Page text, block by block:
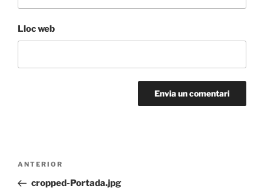
Lloc web
Navegació
Entrada
anterior
ANTERIOR
cropped-Portada.jpg